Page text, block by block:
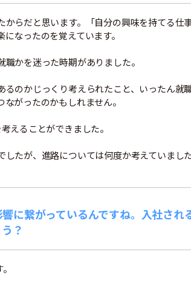
からだと思います。「自分の興味を持てる仕
なったのを覚えています。
かを迷った時期がありました。
のかじっくり考えられたこと、いったん就
がったのかもしれません。
えることができました。
したが、進路については何度か考えていまし
に繋がっているんですね。入社され
？